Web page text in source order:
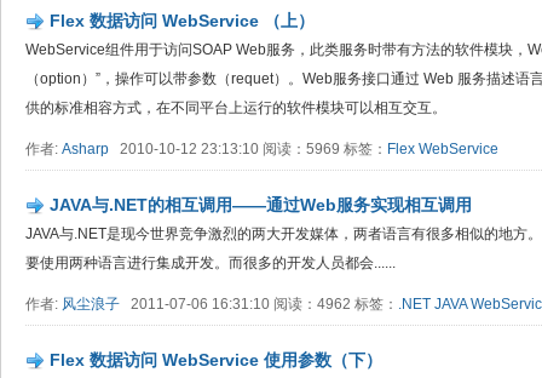
Flex 数据访问 WebService （上）
WebService组件用于访问SOAP Web服务，此类服务时带有方法的软件模块，
（option）”，操作可以带参数（requet）。Web服务接口通过 Web 服务描述语
供的标准相容方式，在不同平台上运行的软件模块可以相互交互。
作者: Asharp 2010-10-12 23:13:10 阅读：5969 标签： Flex WebService
JAVA与.NET的相互调用——通过Web服务实现相互调用
JAVA与.NET是现今世界竞争激烈的两大开发媒体，两者语言有很多相似的地方
要使用两种语言进行集成开发。而很多的开发人员都会......
作者: 风尘浪子 2011-07-06 16:31:10 阅读：4962 标签： .NET JAVA
Flex 数据访问 WebService 使用参数（下）